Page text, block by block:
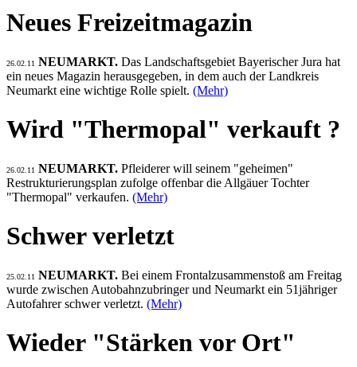
Neues Freizeitmagazin
26.02.11 NEUMARKT. Das Landschaftsgebiet Bayerischer Jura hat
ein neues Magazin herausgegeben, in dem auch der Landkreis
Neumarkt eine wichtige Rolle spielt. (Mehr)
Wird "Thermopal" verkauft ?
26.02.11 NEUMARKT. Pfleiderer will seinem "geheimen"
Restrukturierungsplan zufolge offenbar die Allgäuer Tochter
"Thermopal" verkaufen. (Mehr)
Schwer verletzt
25.02.11 NEUMARKT. Bei einem Frontalzusammenstoß am Freitag
wurde zwischen Autobahnzubringer und Neumarkt ein 51jähriger
Autofahrer schwer verletzt. (Mehr)
Wieder "Stärken vor Ort"